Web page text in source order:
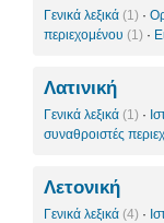
Γενικά λεξικά (1) ·
περιεχομένου (1) ·
Λατινική
Γενικά λεξικά (1) ·
συναθροιστές
Λετονική
Γενικά λεξικά (4) ·